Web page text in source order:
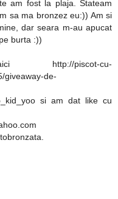
am fost la plaja. Stateam
sa ma bronzez eu:)) Am si
dar seara m-au apucat
burta :))
piscot-cu-
giveaway-de-
si am dat like cu